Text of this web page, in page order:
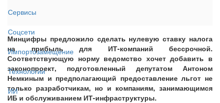
Сервисы
Соцсети
Импортозамещение
Технологии
ИИ
Минцифры предложило сделать нулевую ставку налога
на прибыль для ИТ-компаний бессрочной.
Соответствующую норму ведомство хочет добавить в
законопроект, подготовленный депутатом Антоном
Немкиным и предполагающий предоставление льгот не
только разработчикам, но и компаниям, занимающимся
ИБ и обслуживанием ИТ-инфраструктуры.